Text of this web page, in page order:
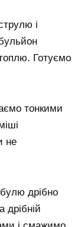
і
Готуємо
тонкими
не
дрібно